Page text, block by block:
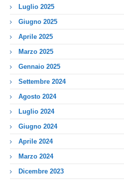
Luglio 2025
Giugno 2025
Aprile 2025
Marzo 2025
Gennaio 2025
Settembre 2024
Agosto 2024
Luglio 2024
Giugno 2024
Aprile 2024
Marzo 2024
Dicembre 2023